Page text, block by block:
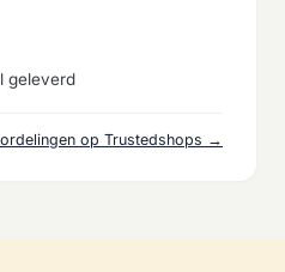
geleverd
op Trustedshops →